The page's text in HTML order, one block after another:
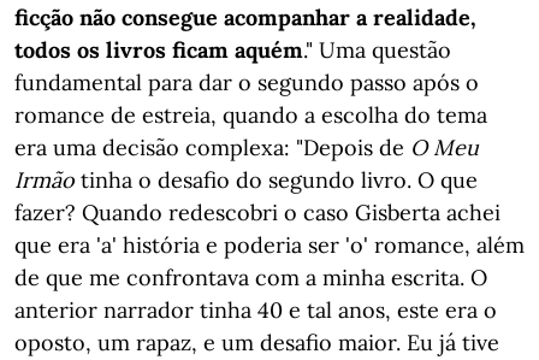
ficção não consegue acompanhar a realidade,
todos os livros ficam aquém." Uma questão
fundamental para dar o segundo passo após o
romance de estreia, quando a escolha do tema
era uma decisão complexa: "Depois de O Meu
Irmão tinha o desafio do segundo livro. O que
fazer? Quando redescobri o caso Gisberta achei
que era 'a' história e poderia ser 'o' romance, além
de que me confrontava com a minha escrita. O
anterior narrador tinha 40 e tal anos, este era o
oposto, um rapaz, e um desafio maior. Eu já tive